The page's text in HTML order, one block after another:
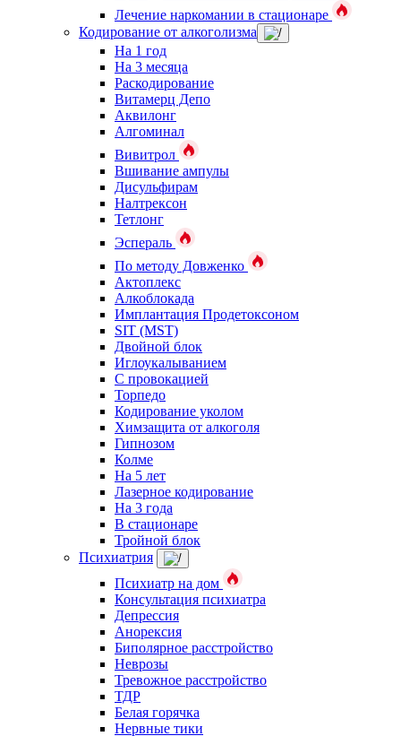
Лечение наркомании в стационаре
Кодирование от алкоголизма
На 1 год
На 3 месяца
Раскодирование
Витамерц Депо
Аквилонг
Алгоминал
Вивитрол
Вшивание ампулы
Дисульфирам
Налтрексон
Тетлонг
Эспераль
По методу Довженко
Актоплекс
Алкоблокада
Имплантация Продетоксоном
SIT (MST)
Двойной блок
Иглоукалыванием
С провокацией
Торпедо
Кодирование уколом
Химзащита от алкоголя
Гипнозом
Колме
На 5 лет
Лазерное кодирование
На 3 года
В стационаре
Тройной блок
Психиатрия
Психиатр на дом
Консультация психиатра
Депрессия
Анорексия
Биполярное расстройство
Неврозы
Тревожное расстройство
ТДР
Белая горячка
Нервные тики